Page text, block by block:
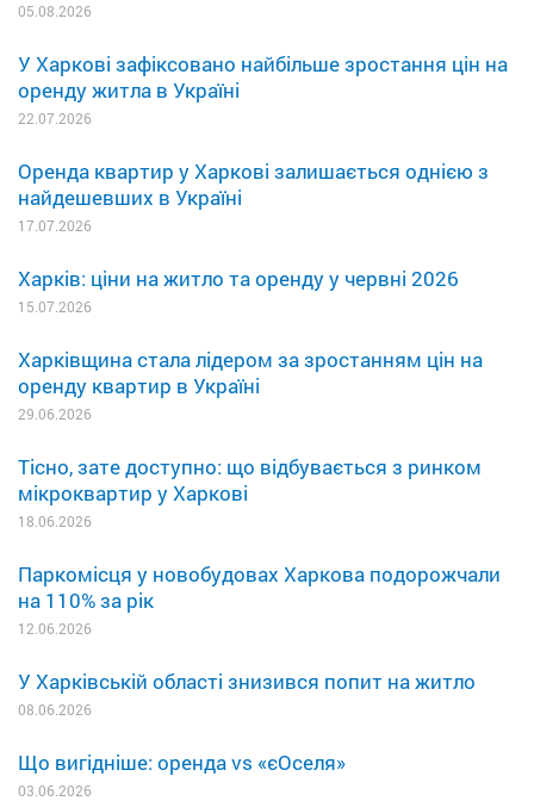
05.08.2026
У Харкові зафіксовано найбільше зростання цін на
оренду житла в Україні
22.07.2026
Оренда квартир у Харкові залишається однією з
найдешевших в Україні
17.07.2026
Харків: ціни на житло та оренду у червні 2026
15.07.2026
Харківщина стала лідером за зростанням цін на
оренду квартир в Україні
29.06.2026
Тісно, зате доступно: що відбувається з ринком
мікроквартир у Харкові
18.06.2026
Паркомісця у новобудовах Харкова подорожчали
на 110% за рік
12.06.2026
У Харківській області знизився попит на житло
08.06.2026
Що вигідніше: оренда vs «єОселя»
03.06.2026